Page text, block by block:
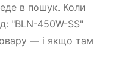
в пошук. Коли
"BLN-450W-SS"
— і якщо там